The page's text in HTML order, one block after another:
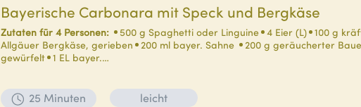
Bayerische Carbonara mit Speck und Bergkäse
Zutaten für 4 Personen: 500 g Spaghetti oder Linguine 4 Eier (L)
100 g
Allgäuer Bergkäse, gerieben
200 ml bayer. Sahne
200 g geräucherter
gewürfelt
1 EL bayer.…
25 Minuten leicht